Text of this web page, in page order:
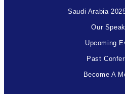
Saudi Arabia
Our
Upcoming
Past
Become A